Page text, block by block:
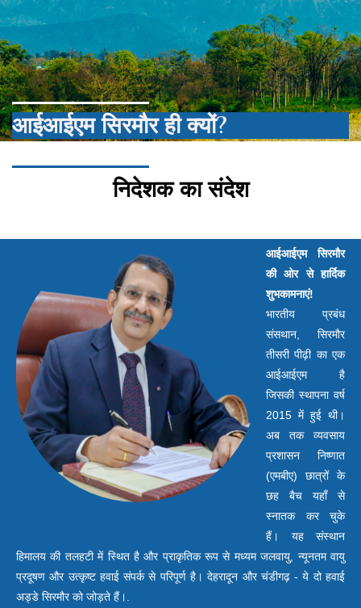
आईआईएम सिरमौर ही क्यों?
निदेशक का संदेश
आईआईएम सिरमौर
की ओर से हार्दिक
शुभकामनाएं!
भारतीय प्रबंध
संसथान, सिरमौर
तीसरी पीढ़ी का एक
आईआईएम है
जिसकी स्थापना वर्ष
2015 में हुई थी।
अब तक व्यवसाय
प्रशासन निष्णात
(एमबीए) छात्रों के
छह बैच यहाँ से
स्नातक कर चुके
हैं। यह संस्थान
हिमालय की तलहटी में स्थित है और प्राकृतिक रूप से मध्यम जलवायु, न्यूनतम वायु
प्रदूषण और उत्कृष्ट हवाई संपर्क से परिपूर्ण है। देहरादून और चंडीगढ़ - ये दो हवाई
अड्डे सिरमौर को जोड़ते हैं।.